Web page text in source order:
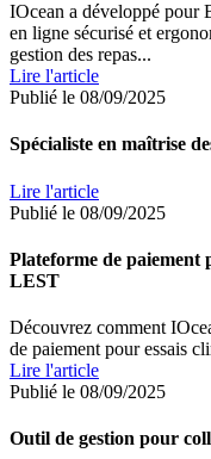
IOcean a développé pour
en ligne sécurisé et
gestion des repas...
Lire l'article
Publié le 08/09/2025
Spécialiste en maîtrise
Lire l'article
Publié le 08/09/2025
Plateforme de paiement
LEST
Découvrez comment
de paiement pour essais
Lire l'article
Publié le 08/09/2025
Outil de gestion pour